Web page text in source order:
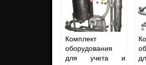
Комплект
оборудования
для учета и